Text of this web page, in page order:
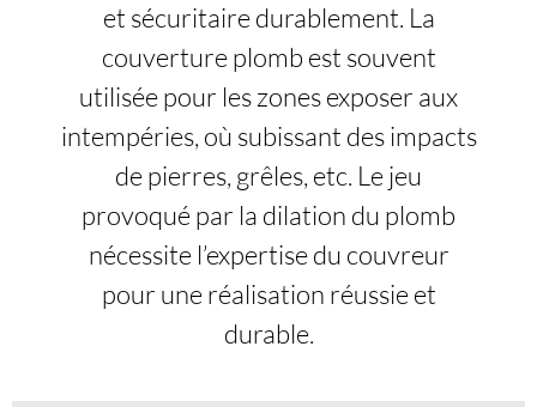
et sécuritaire durablement. La
couverture plomb est souvent
utilisée pour les zones exposer aux
intempéries, où subissant des impacts
de pierres, grêles, etc. Le jeu
provoqué par la dilation du plomb
nécessite l’expertise du couvreur
pour une réalisation réussie et
durable.